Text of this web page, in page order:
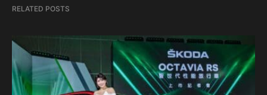
RELATED POSTS